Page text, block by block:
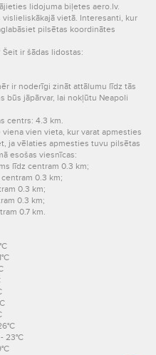
lidojuma biļetes aero.lv.
vietā. Interesanti, kur
pilsētas koordinātes
ir šādas lidostas:
ir noderīgi zināt attālumu līdz tās
būs jāpārvar, lai nokļūtu Neapoli
centrs: 4.3 km.
vien vieta, kur varat apmesties
ja vēlaties apmesties tuvu pilsētas
esošas viesnīcas:
līdz centram 0.3 km;
0.3 km;
0.3 km;
0.3 km;
0.7 km.
23°C